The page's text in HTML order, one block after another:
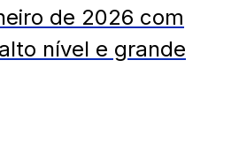
de 2026 com
nível e grande